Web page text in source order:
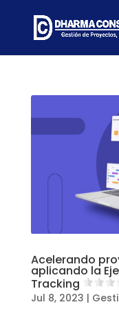
Acelerando
aplicando la
Tracking
Jul 8, 2023 |